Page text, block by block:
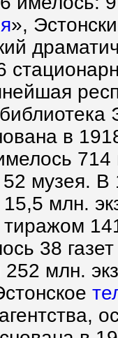
»,
в
714
52 музея.
млн.
38
млн.